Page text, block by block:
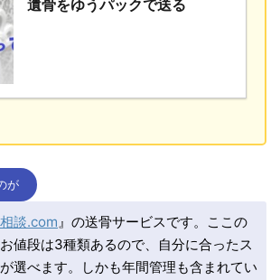
遺骨をゆうパックで送る
が
談.com』の送骨サービスです。ここの
値段は3種類あるので、自分に合ったス
選べます。しかも年間管理も含まれてい